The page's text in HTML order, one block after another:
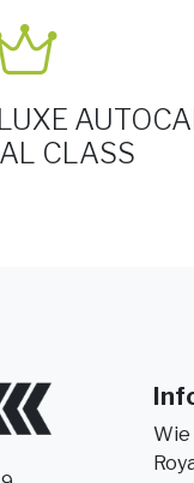
CLASS
Wie